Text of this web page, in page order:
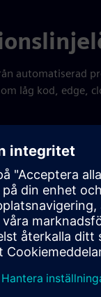
automatiserad
låg kod, edge,
möjliggöra
och